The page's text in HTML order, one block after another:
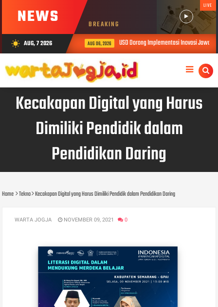
NEWS BREAKING
LIVE
wb_sunny AUG, 7 2026 AUG 06, 2026 USD Dorong Implementasi Inovasi
Kecakapan Digital yang Harus
Dimiliki Pendidik dalam
Pendidikan Daring
Home Tekno Kecakapan Digital yang Harus Dimiliki Pendidik dalam Pendidikan Daring
WARTA JOGJA NOVEMBER 09, 2021 0